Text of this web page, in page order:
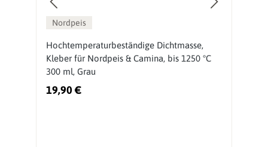
Nordpeis
Hochtemperaturbeständige Dichtmasse,
Kleber für Nordpeis & Camina, bis 1250 °C
300 ml, Grau
19,90 €